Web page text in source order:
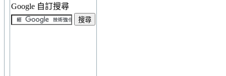
Google 自訂搜尋